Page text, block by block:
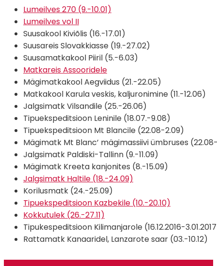
Lumeilves 270 (9.-10.01)
Lumeilves vol II
Suusakool Kiviõlis (16.-17.01)
Suusareis Slovakkiasse (19.-27.02)
Suusamatkakool Piiril (5.-6.03)
Matkareis Assooridele
Mägimatkakool Aegviidus (21.-22.05)
Matkakool Karula veskis, kaljuronimine (11.-12.06)
Jalgsimatk Vilsandile (25.-26.06)
Tipuekspeditsioon Leninile (18.07.-9.08)
Tipuekspeditsioon Mt Blancile (22.08-2.09)
Mägimatk Mt Blanc’ mägimassiivi ümbruses
Jalgsimatk Paldiski-Tallinn (9.-11.09)
Mägimatk Kreeta kanjonites (8.-15.09)
Jalgsimatk Haltile (18.-24.09)
Korilusmatk (24.-25.09)
Tipuekspeditsioon Kazbekile (10.-20.10)
Kokkutulek (26.-27.11)
Tipukespeditsioon Kilimanjarole (16.12.2016-
Rattamatk Kanaaridel, Lanzarote saar (03.-10.12)